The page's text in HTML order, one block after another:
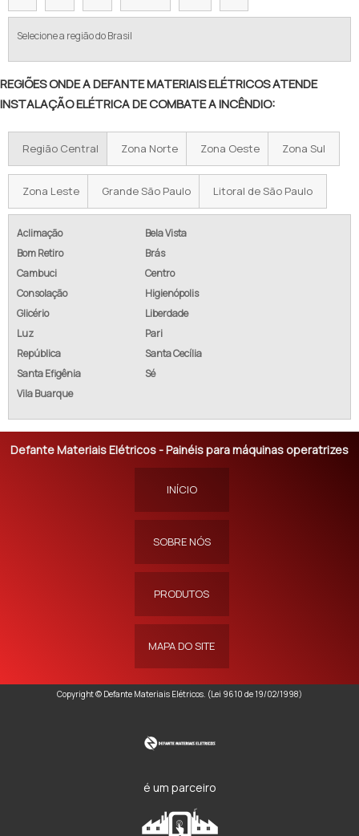
Selecione a região do Brasil
REGIÕES ONDE A DEFANTE MATERIAIS ELÉTRICOS ATENDE
INSTALAÇÃO ELÉTRICA DE COMBATE A INCÊNDIO:
Região Central Zona Norte Zona Oeste Zona Sul
Zona Leste Grande São Paulo Litoral de São Paulo
Aclimação
Bela Vista
Bom Retiro
Brás
Cambuci
Centro
Consolação
Higienópolis
Glicério
Liberdade
Luz
Pari
República
Santa Cecília
Santa Efigênia
Sé
Vila Buarque
Defante Materiais Elétricos - Painéis para máquinas operatrizes
INÍCIO
SOBRE NÓS
PRODUTOS
MAPA DO SITE
Copyright © Defante Materiais Elétricos. (Lei 9610 de 19/02/1998)
é um parceiro